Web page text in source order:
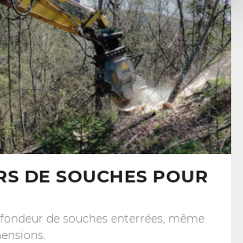
DE SOUCHES POUR
de souches enterrées, même